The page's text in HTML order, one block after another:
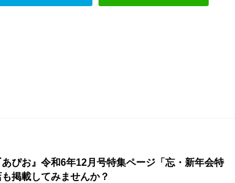
あぴお』令和6年12月号特集ページ「忘・新年会特
掲載してみませんか？